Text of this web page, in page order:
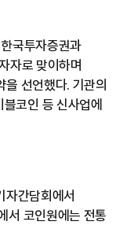
국투자증권과
자로 맞이하며
선언했다. 기관의
코인 등 신사업에
자간담회에서
서 코인원에는 전통